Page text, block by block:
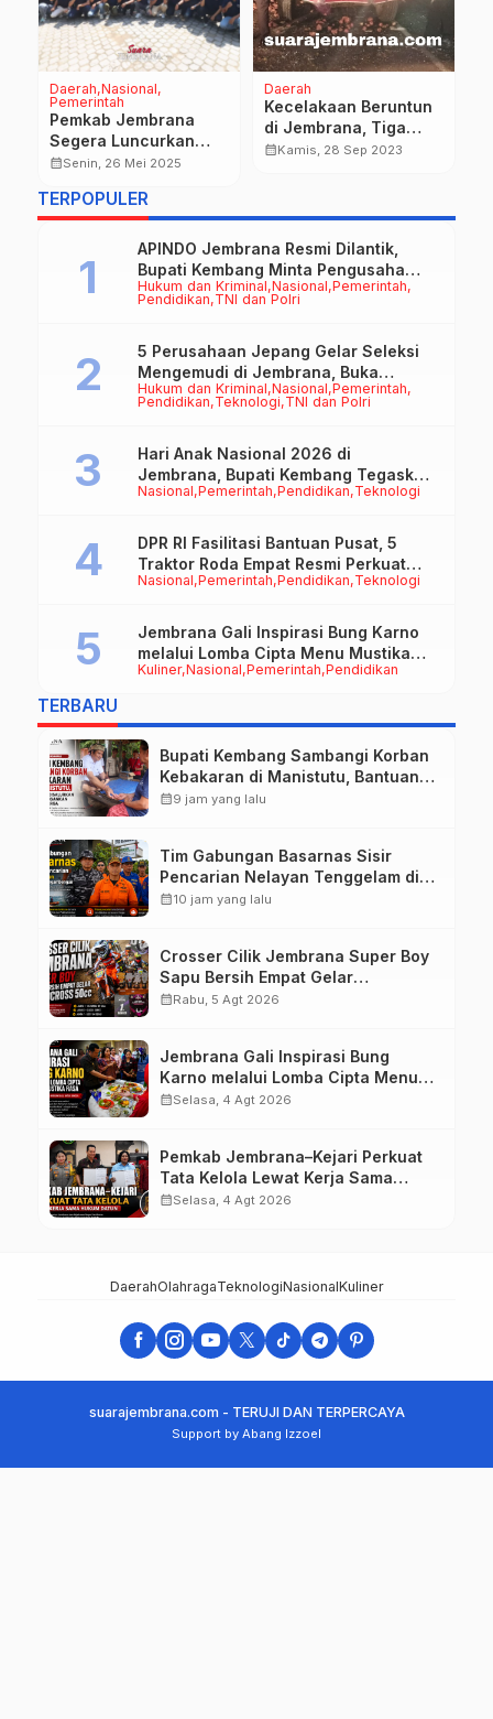
Daerah Nasional
Pemerintah
Pemkab Jembrana
Segera Luncurkan
Program Permodalan
calendar_monthSenin, 26 Mei 2025
Daerah
Kecelakaan Beruntun
di Jembrana, Tiga
Kendaraan Terlibat
calendar_monthKamis, 28 Sep 2023
TERPOPULER
Hukum dan Kriminal Nasional Pemerintah
Pendidikan TNI dan Polri
APINDO Jembrana Resmi Dilantik,
Bupati Kembang Minta Pengusaha
Jadi Motor Penggerak Ekonomi
Hukum dan Kriminal Nasional Pemerintah
Pendidikan Teknologi TNI dan Polri
5 Perusahaan Jepang Gelar Seleksi
Mengemudi di Jembrana, Buka
Peluang Kerja bagi Calon PMI
Nasional Pemerintah Pendidikan Teknologi
Hari Anak Nasional 2026 di
Jembrana, Bupati Kembang Tegaskan
Pentingnya Karakter dan Budaya di
Nasional Pemerintah Pendidikan Teknologi
DPR RI Fasilitasi Bantuan Pusat, 5
Traktor Roda Empat Resmi Perkuat
Mekanisasi Pertanian Jembrana
Kuliner Nasional Pemerintah Pendidikan
Jembrana Gali Inspirasi Bung Karno
melalui Lomba Cipta Menu Mustika
Rasa
TERBARU
Bupati Kembang Sambangi Korban
Kebakaran di Manistutu, Bantuan
Disalurkan untuk Ringankan Beban
calendar_month9 jam yang lalu
Tim Gabungan Basarnas Sisir
Pencarian Nelayan Tenggelam di
Perairan Pantai Pengambengan
calendar_month10 jam yang lalu
Crosser Cilik Jembrana Super Boy
Sapu Bersih Empat Gelar
Motocross 50cc
calendar_monthRabu, 5 Agt 2026
Jembrana Gali Inspirasi Bung
Karno melalui Lomba Cipta Menu
Mustika Rasa
calendar_monthSelasa, 4 Agt 2026
Pemkab Jembrana–Kejari Perkuat
Tata Kelola Lewat Kerja Sama
Hukum Datun
calendar_monthSelasa, 4 Agt 2026
DaerahOlahragaTeknologiNasionalKuliner
suarajembrana.com - TERUJI DAN TERPERCAYA
Support by Abang Izzoel